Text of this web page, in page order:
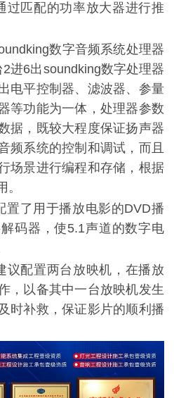
过匹配的功率放大器进行推
数字音频系统处理器
进6出soundking数字处理器
电平控制器、滤波器、参量
等功能为一体，处理器参数
据，既较大程度保证扬声器
频系统的控制和调试，而且
场景进行编程和存储，根据
置了用于播放电影的DVD播
码器，使5.1声道的数字电
议配置两台放映机，在播放
，以备其中一台放映机发生
时补救，保证影片的顺利播